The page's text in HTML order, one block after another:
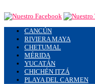
CANCÚN
RIVIERA MAYA
CHETUMAL
MÉRIDA
YUCATÁN
CHICHÉN ITZÁ
PLAYA DEL CARMEN